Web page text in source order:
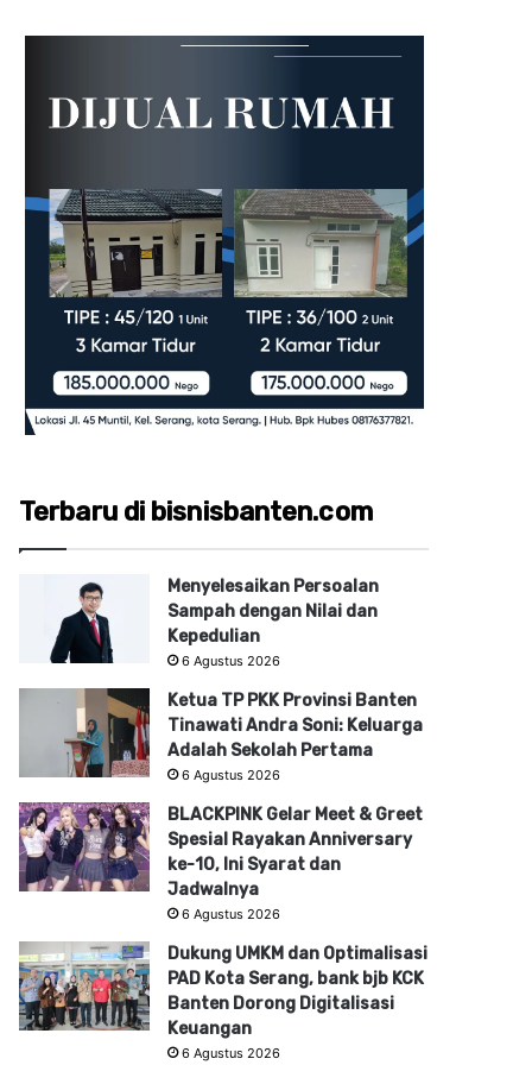
Terbaru di bisnisbanten.com
Menyelesaikan Persoalan
Sampah dengan Nilai dan
Kepedulian
6 Agustus 2026
Ketua TP PKK Provinsi Banten
Tinawati Andra Soni: Keluarga
Adalah Sekolah Pertama
6 Agustus 2026
BLACKPINK Gelar Meet & Greet
Spesial Rayakan Anniversary
ke-10, Ini Syarat dan
Jadwalnya
6 Agustus 2026
Dukung UMKM dan Optimalisasi
PAD Kota Serang, bank bjb KCK
Banten Dorong Digitalisasi
Keuangan
6 Agustus 2026